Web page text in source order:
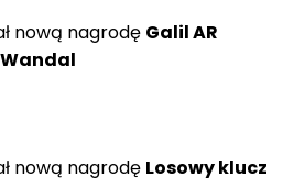
nową nagrodę Galil AR
nową nagrodę Losowy klucz